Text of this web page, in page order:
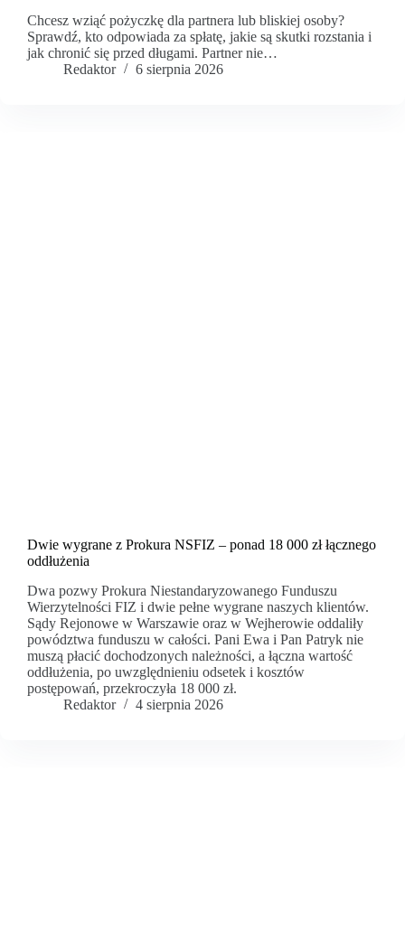
Chcesz wziąć pożyczkę dla partnera lub bliskiej osoby?
Sprawdź, kto odpowiada za spłatę, jakie są skutki rozstania i
jak chronić się przed długami. Partner nie…
Redaktor
6 sierpnia 2026
Dwie wygrane z Prokura NSFIZ – ponad 18 000 zł łącznego
oddłużenia
Dwa pozwy Prokura Niestandaryzowanego Funduszu
Wierzytelności FIZ i dwie pełne wygrane naszych klientów.
Sądy Rejonowe w Warszawie oraz w Wejherowie oddaliły
powództwa funduszu w całości. Pani Ewa i Pan Patryk nie
muszą płacić dochodzonych należności, a łączna wartość
oddłużenia, po uwzględnieniu odsetek i kosztów
postępowań, przekroczyła 18 000 zł.
Redaktor
4 sierpnia 2026